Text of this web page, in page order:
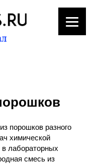
порошков разного
химической
в лабораторных
смесь из